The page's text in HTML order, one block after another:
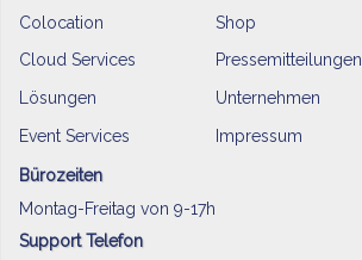
Colocation
Shop
Cloud Services
Pressemitteilungen
Lösungen
Unternehmen
Event Services
Impressum
Bürozeiten
Montag-Freitag von 9-17h
Support Telefon